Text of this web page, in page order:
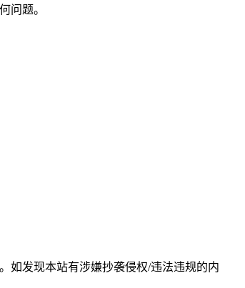
问题。
如发现本站有涉嫌抄袭侵权/违法违规的内